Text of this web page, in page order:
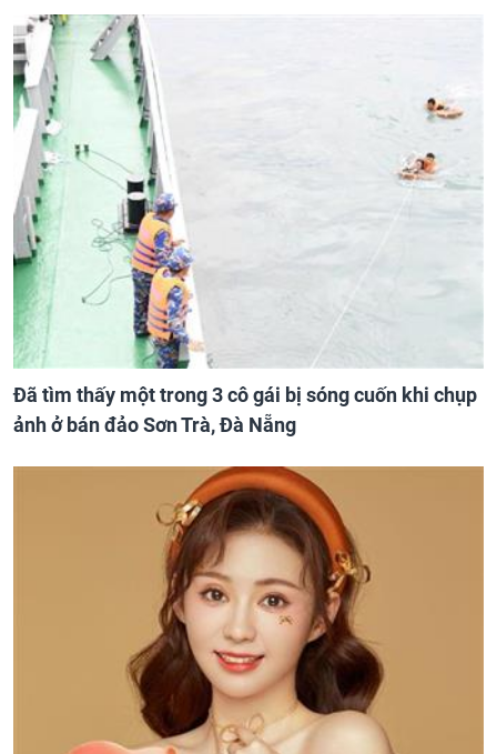
Đã tìm thấy một trong 3 cô gái bị sóng cuốn khi chụp
ảnh ở bán đảo Sơn Trà, Đà Nẵng